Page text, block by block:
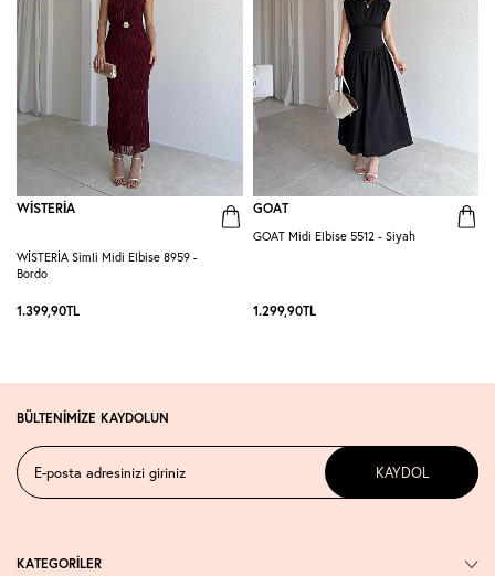
WİSTERİA
WİSTERİA Simli Midi Elbise 8959 -
Bordo
1.399,90TL
GOAT
GOAT Midi Elbise 5512 - Siyah
1.299,90TL
BÜLTENİMİZE KAYDOLUN
KAYDOL
KATEGORİLER